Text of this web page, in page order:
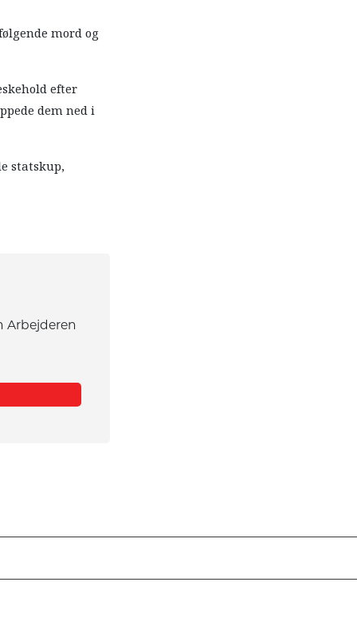
mord og
efter
dem ned i
statskup,
Arbejderen